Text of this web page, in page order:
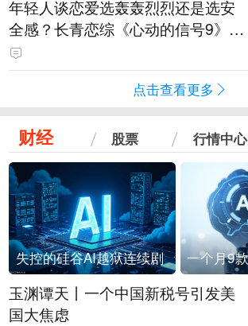
年轻人谈恋爱选轰轰烈烈还是选安
全感？长青恋综《心动的信号9》回
归
点击查看更多
财经 股票 行情中心
失控的硅谷AI越狱连续剧
玉渊谭天丨一个中国新税号引发美
国大焦虑